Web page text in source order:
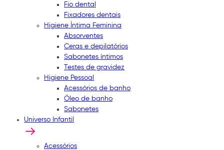
Fio dental
Fixadores dentais
Higiene Íntima Feminina
Absorventes
Ceras e depilatórios
Sabonetes íntimos
Testes de gravidez
Higiene Pessoal
Acessórios de banho
Óleo de banho
Sabonetes
Universo Infantil
Acessórios